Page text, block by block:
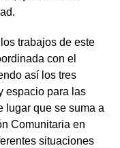
trabajos de este
con el
así los tres
espacio para las
lugar que se suma a
Comunitaria en
situaciones